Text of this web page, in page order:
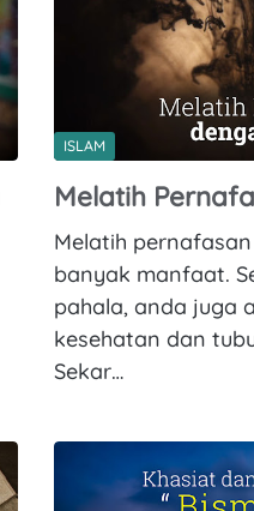
ISLAM
Melatih
Melatih
banyak manfaat.
pahala, anda juga
kesehatan dan
Sekar…